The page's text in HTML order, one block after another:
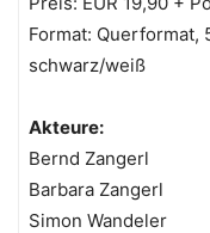
Format: Querformat,
schwarz/weiß
Akteure:
Bernd Zangerl
Barbara Zangerl
Simon Wandeler